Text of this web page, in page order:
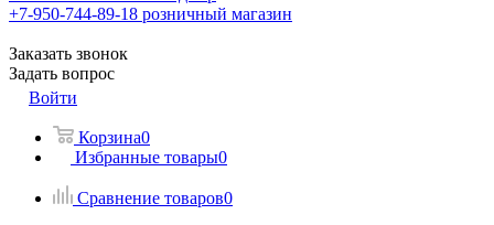
+7-950-744-89-18 розничный магазин
Заказать звонок
Задать вопрос
Войти
Корзина0
Избранные товары0
Сравнение товаров0